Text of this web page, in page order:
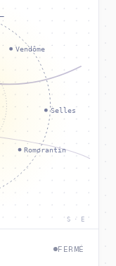
Vendôme
Romorantin
Selles
S · E
FERMÉ